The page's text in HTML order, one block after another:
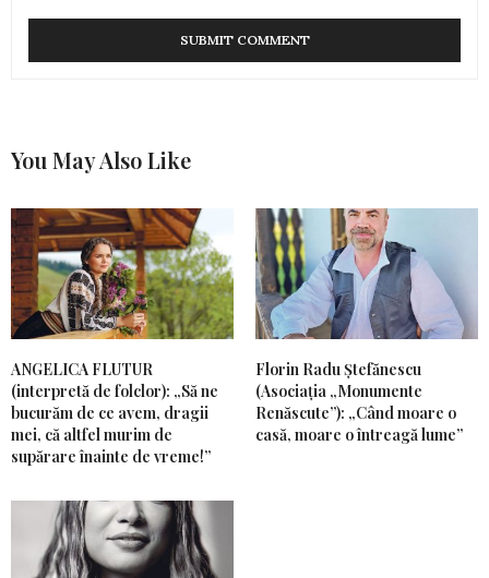
You May Also Like
ANGELICA FLUTUR
(interpretă de folclor): „Să ne
bucurăm de ce avem, dragii
mei, că altfel murim de
supărare înainte de vreme!”
Florin Radu Ștefănescu
(Asociația „Monumente
Renăscute”): „Când moare o
casă, moare o întreagă lume”